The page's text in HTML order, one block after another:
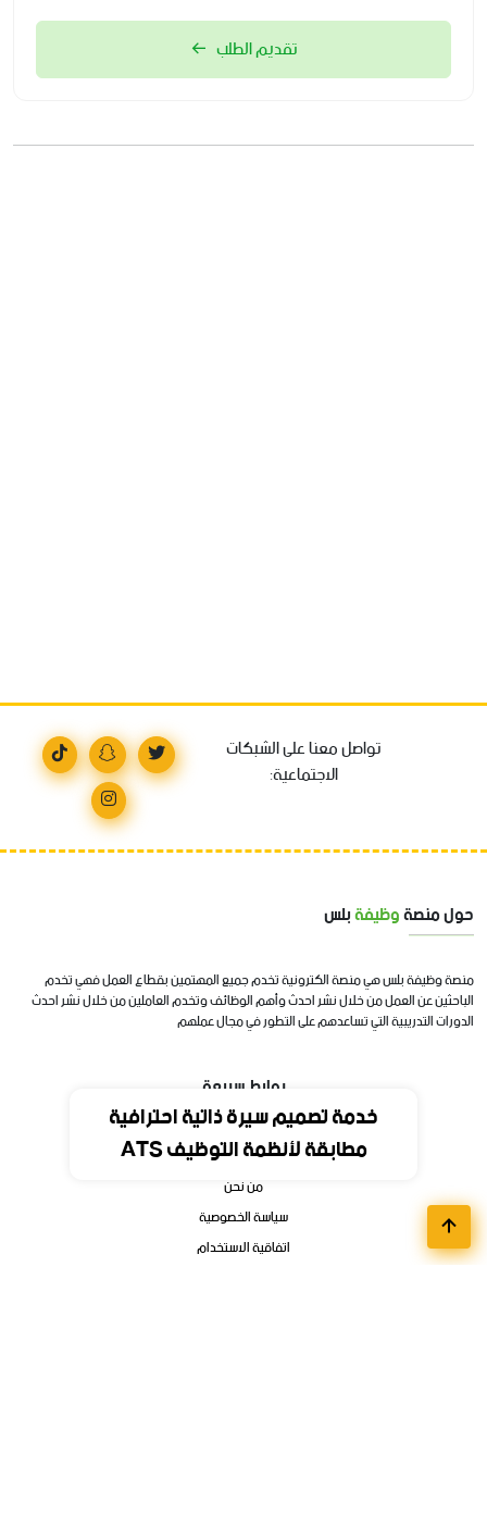
خدمة تصميم سيرة ذاتية احترافية
مطابقة لأنظمة التوظيف ATS
تقديم الطلب
تواصل معنا على الشبكات
الاجتماعية:
حول منصةوظيفةبلس
منصة وظيفة بلس هي منصة الكترونية تخدم جميع المهتمين بقطاع العمل فهي تخدم
الباحثين عن العمل من خلال نشر احدث وأهم الوظائف وتخدم العاملين من خلال نشر احدث
الدورات التدريبية التي تساعدهم على التطور في مجال عملهم
روابط سريعة
الرئيسية
من نحن
سياسة الخصوصية
اتفاقية الاستخدام